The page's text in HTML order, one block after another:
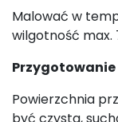
Malować w
wilgotność max.
Powierzchnia
być czysta,